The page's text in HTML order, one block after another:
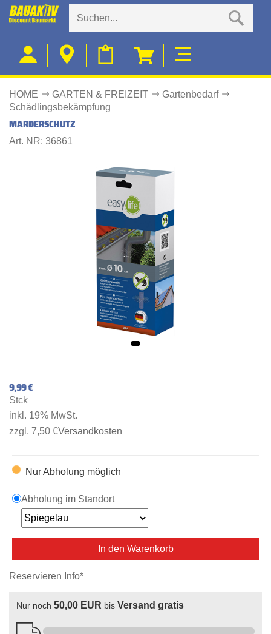
HOME GARTEN & FREIZEIT
Gartenbedarf
Schädlingsbekämpfung
MARDERSCHUTZ
Art. NR: 36861
9,99 €
Stck
inkl. 19% MwSt.
zzgl. 7,50 €Versandkosten
Nur Abholung möglich
Abholung im Standort
In den Warenkorb
Reservieren Info*
Nur noch 50,00 EUR bis Versand gratis